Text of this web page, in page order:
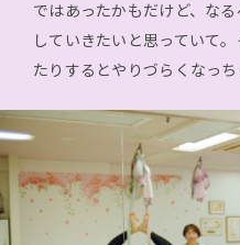
ではあったかもだけど、な
していきたいと思っていて
たりするとやりづらくなっち